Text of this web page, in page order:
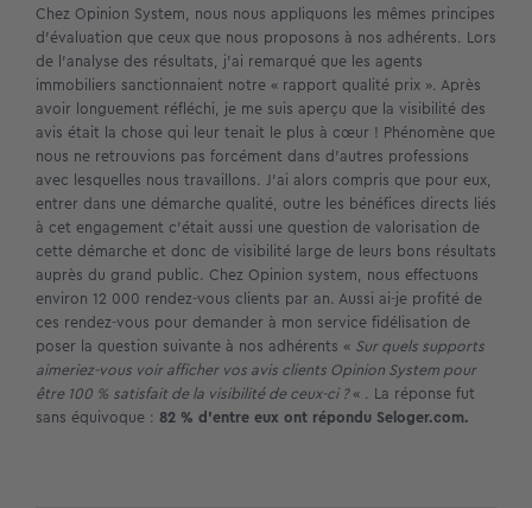
Chez Opinion System, nous nous appliquons les mêmes principes
d’évaluation que ceux que nous proposons à nos adhérents. Lors
de l’analyse des résultats, j’ai remarqué que les agents
immobiliers sanctionnaient notre « rapport qualité prix ». Après
avoir longuement réfléchi, je me suis aperçu que la visibilité des
avis était la chose qui leur tenait le plus à cœur ! Phénomène que
nous ne retrouvions pas forcément dans d’autres professions
avec lesquelles nous travaillons. J’ai alors compris que pour eux,
entrer dans une démarche qualité, outre les bénéfices directs liés
à cet engagement c’était aussi une question de valorisation de
cette démarche et donc de visibilité large de leurs bons résultats
auprès du grand public. Chez Opinion system, nous effectuons
environ 12 000 rendez-vous clients par an. Aussi ai-je profité de
ces rendez-vous pour demander à mon service fidélisation de
poser la question suivante à nos adhérents « Sur quels supports
aimeriez-vous voir afficher vos avis clients Opinion System pour
être 100 % satisfait de la visibilité de ceux-ci ?« . La réponse fut
sans équivoque : 82 % d’entre eux ont répondu Seloger.com.